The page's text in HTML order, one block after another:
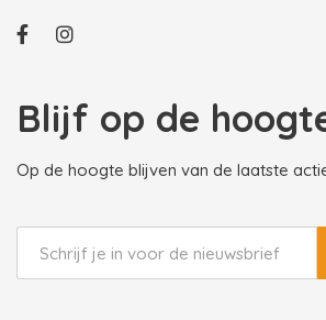
Blijf op de
Op de hoogte blijven van de laatste